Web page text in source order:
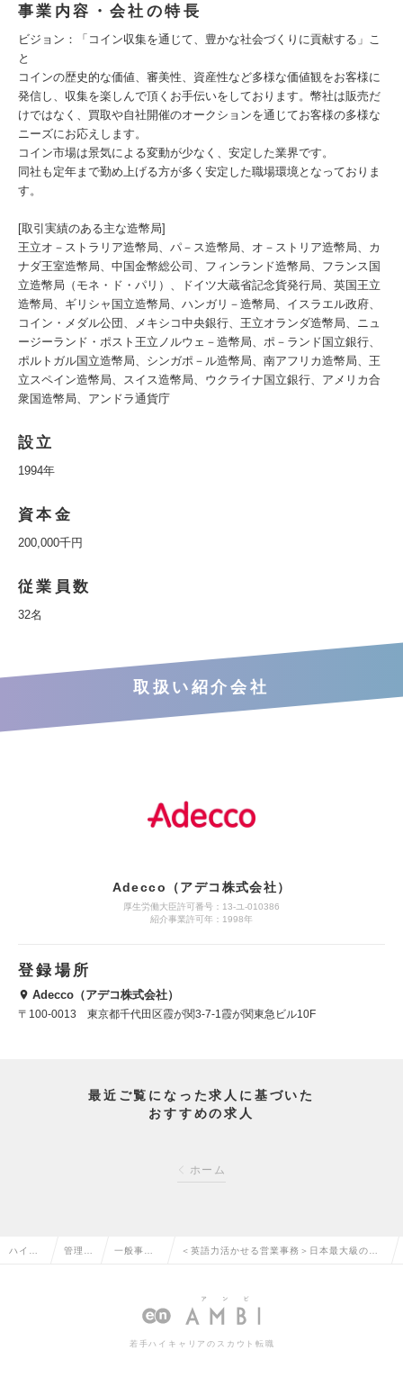
事業内容・会社の特長
ビジョン：「コイン収集を通じて、豊かな社会づくりに貢献する」こ
と
コインの歴史的な価値、審美性、資産性など多様な価値観をお客様に
発信し、収集を楽しんで頂くお手伝いをしております。幣社は販売だ
けではなく、買取や自社開催のオークションを通じてお客様の多様な
ニーズにお応えします。
コイン市場は景気による変動が少なく、安定した業界です。
同社も定年まで勤め上げる方が多く安定した職場環境となっておりま
す。
[取引実績のある主な造幣局]
王立オ－ストラリア造幣局、パ－ス造幣局、オ－ストリア造幣局、カ
ナダ王室造幣局、中国金幣総公司、フィンランド造幣局、フランス国
立造幣局（モネ・ド・パリ）、ドイツ大蔵省記念貨発行局、英国王立
造幣局、ギリシャ国立造幣局、ハンガリ－造幣局、イスラエル政府、
コイン・メダル公団、メキシコ中央銀行、王立オランダ造幣局、ニュ
ージーランド・ポスト王立ノルウェ－造幣局、ポ－ランド国立銀行、
ポルトガル国立造幣局、シンガポ－ル造幣局、南アフリカ造幣局、王
立スペイン造幣局、スイス造幣局、ウクライナ国立銀行、アメリカ合
衆国造幣局、アンドラ通貨庁
設立
1994年
資本金
200,000千円
従業員数
32名
取扱い紹介会社
Adecco（アデコ株式会社）
厚生労働大臣許可番号：13-ユ-010386
紹介事業許可年：1998年
登録場所
Adecco（アデコ株式会社）
〒100-0013 東京都千代田区霞が関3-7-1霞が関東急ビル10F
最近ご覧になった求人に基づいた
おすすめの求人
ホーム
ハイク 管理部 一般事
事務の転
＜英語力活かせる営業事務＞日本最大級の外
年収～660万円の求人情報
若手ハイキャリアのスカウト転職